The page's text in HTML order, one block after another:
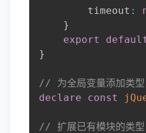
        timeout
:
}
export
}
// 为全局变量添加类型
declare
const
// 扩展已有模块的类型